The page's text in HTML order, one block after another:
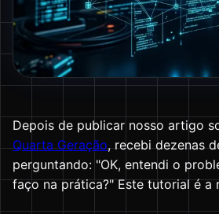
Depois de publicar nosso artigo
Quarta Geração, recebi dezenas
perguntando: "OK, entendi o
faço na prática?" Este tutorial é a